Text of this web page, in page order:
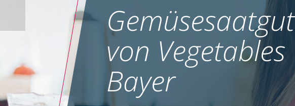
Gemüsesaatgut
von Vegetables
Bayer